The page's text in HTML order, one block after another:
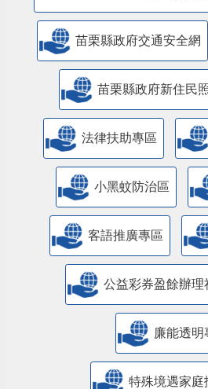
苗栗縣政府交通安全網
苗栗縣政府新住民
法律扶助專區
小黑蚊防治區
客語推廣專區
公益彩券盈餘辦理
廉能透明
特殊境遇家庭